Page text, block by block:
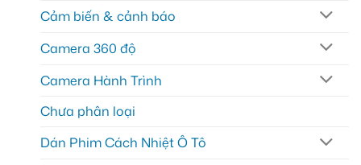
Cảm biến & cảnh báo
Camera 360 độ
Camera Hành Trình
Chưa phân loại
Dán Phim Cách Nhiệt Ô Tô